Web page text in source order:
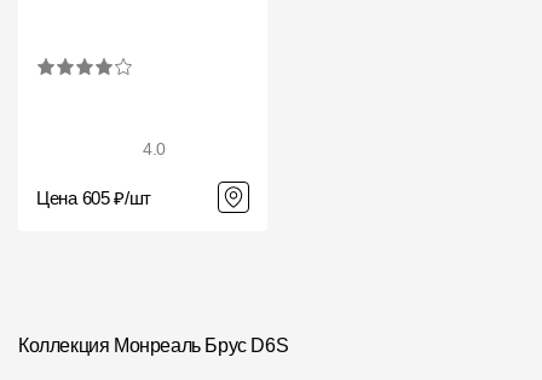
4.0
Цена 605 ₽/шт
Коллекция Монреаль Брус D6S